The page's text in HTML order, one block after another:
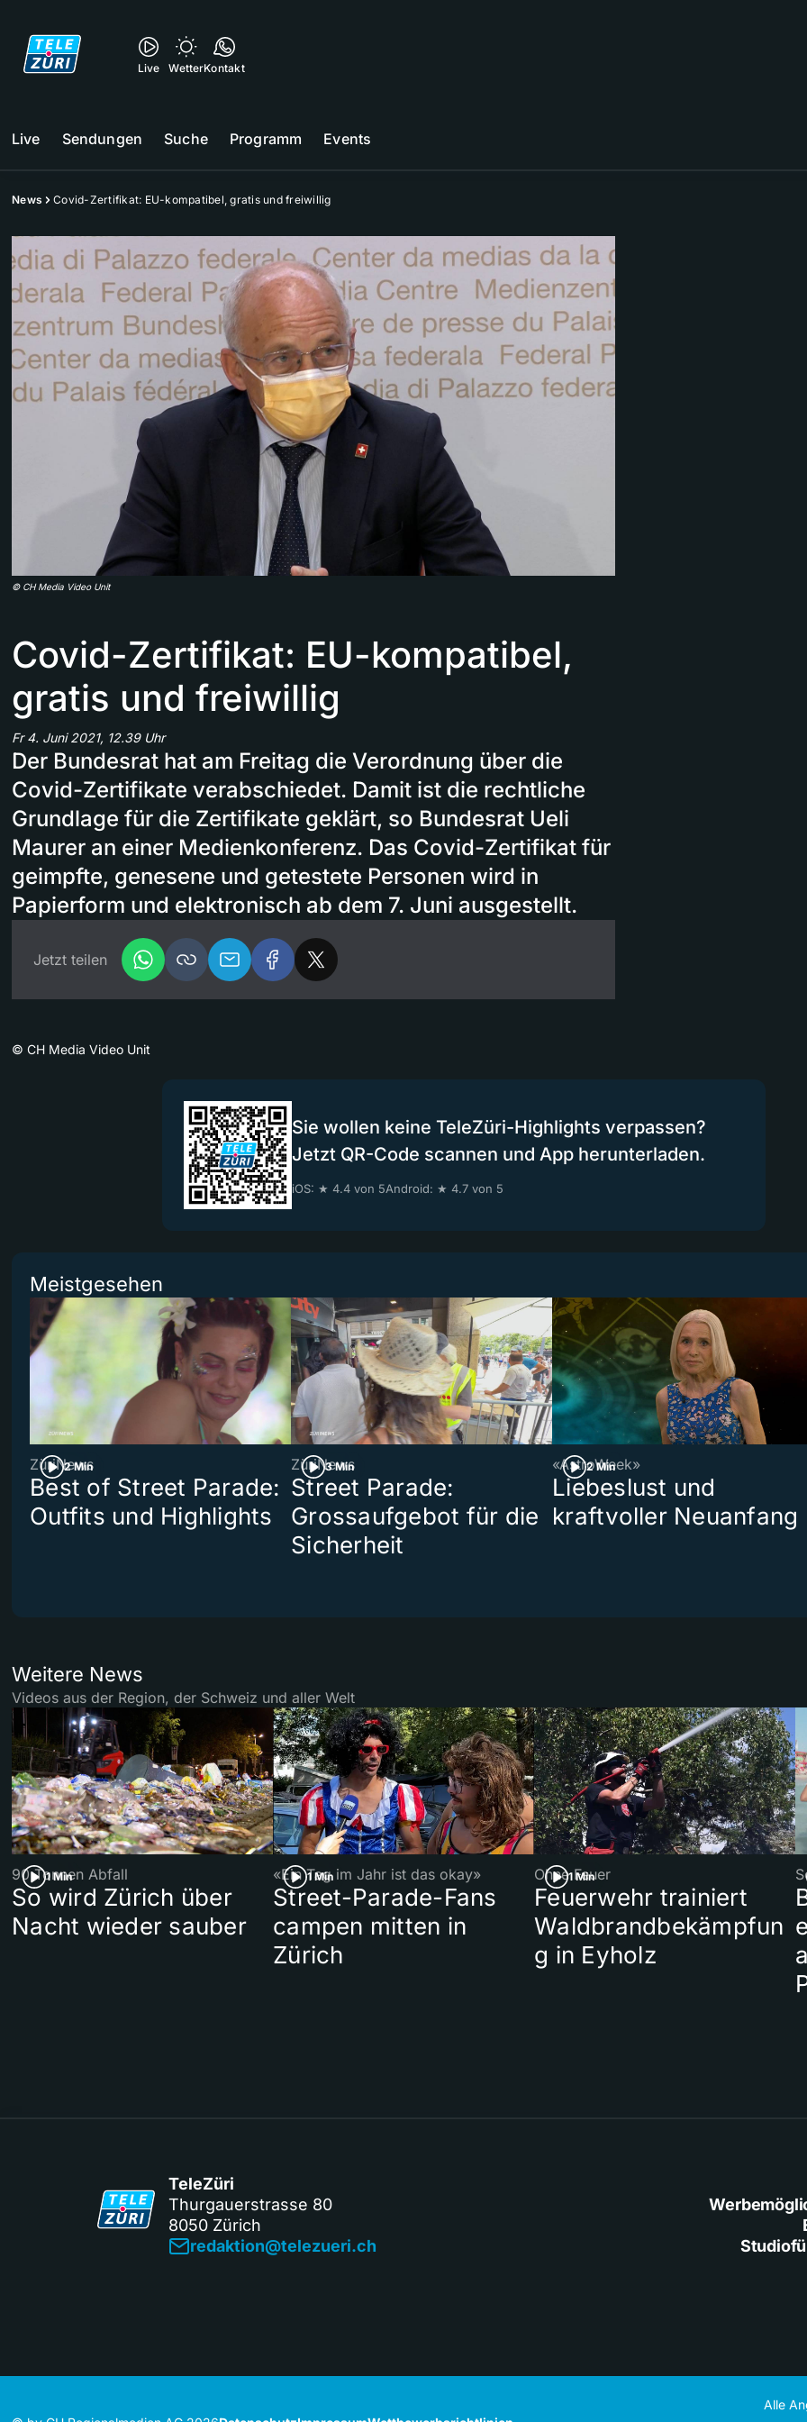
Live WetterKontakt
Live Sendungen Suche Programm Events
News Covid-Zertifikat: EU-kompatibel, gratis und freiwillig
© CH Media Video Unit
Covid-Zertifikat: EU-kompatibel,
gratis und freiwillig
Fr 4. Juni 2021, 12.39 Uhr
Der Bundesrat hat am Freitag die Verordnung über die
Covid-Zertifikate verabschiedet. Damit ist die rechtliche
Grundlage für die Zertifikate geklärt, so Bundesrat Ueli
Maurer an einer Medienkonferenz. Das Covid-Zertifikat für
geimpfte, genesene und getestete Personen wird in
Papierform und elektronisch ab dem 7. Juni ausgestellt.
Jetzt teilen
© CH Media Video Unit
Sie wollen keine TeleZüri-Highlights verpassen?
Jetzt QR-Code scannen und App herunterladen.
iOS: ★ 4.4 von 5Android: ★ 4.7 von 5
Meistgesehen
2 Min
ZüriNews
Best of Street Parade:
Outfits und Highlights
3 Min
ZüriNews
Street Parade:
Grossaufgebot für die
Sicherheit
2 Min
«AstroWeek»
Liebeslust und
kraftvoller Neuanfang
Weitere News
Videos aus der Region, der Schweiz und aller Welt
1 Min
90 Tonnen Abfall
So wird Zürich über
Nacht wieder sauber
1 Min
«Ein Tag im Jahr ist das okay»
Street-Parade-Fans
campen mitten in
Zürich
1 Min
Ohne Feuer
Feuerwehr trainiert
Waldbrandbekämpfun
g in Eyholz
TeleZüri
Thurgauerstrasse 80
8050 Zürich
redaktion@telezueri.ch
Alle